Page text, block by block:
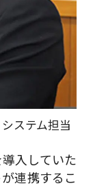
ステム担当
入していた
連携するこ